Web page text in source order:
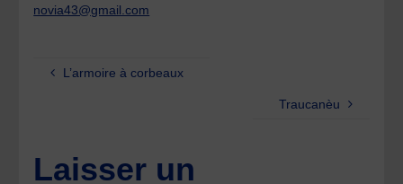
novia43@gmail.com
L’armoire à corbeaux
Traucanèu
Laisser un